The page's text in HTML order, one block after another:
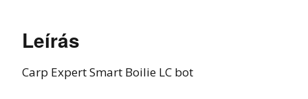
Leírás
Carp Expert Smart Boilie LC bot